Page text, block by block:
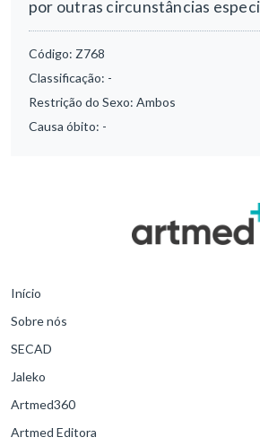
por outras circunstâncias
Código: Z768
Classificação: -
Restrição do Sexo: Ambos
Causa óbito: -
Início
Sobre nós
SECAD
Jaleko
Artmed360
Artmed Editora